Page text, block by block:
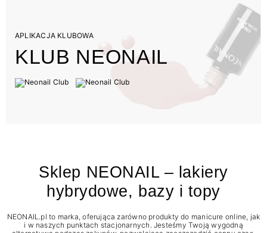
APLIKACJA KLUBOWA
KLUB NEONAIL
Sklep NEONAIL – lakiery
hybrydowe, bazy i topy
NEONAIL.pl to marka, oferująca zarówno produkty do manicure online, jak
i w naszych punktach stacjonarnych. Jesteśmy Twoją wygodną